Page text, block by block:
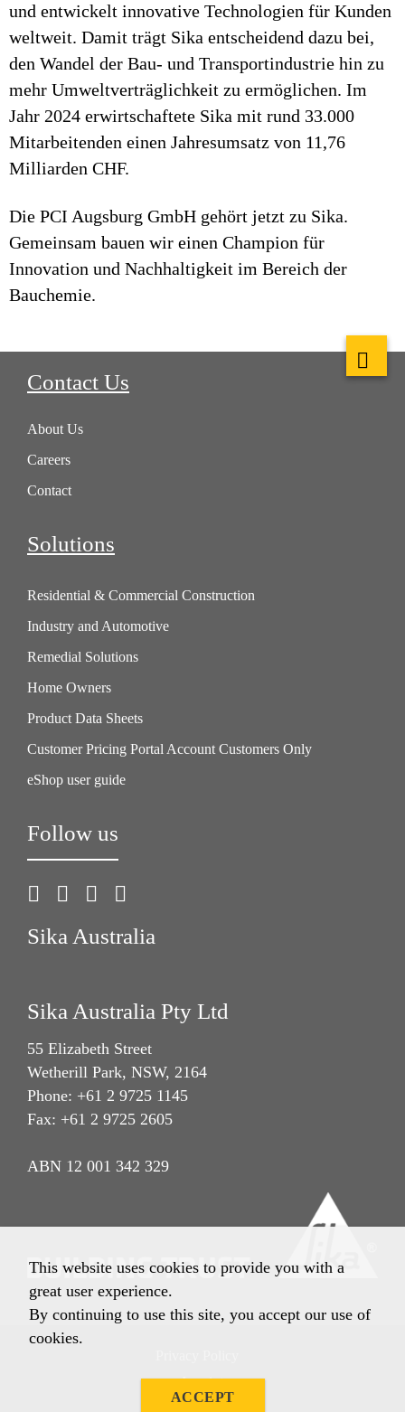
und entwickelt innovative Technologien für Kunden
weltweit. Damit trägt Sika entscheidend dazu bei,
den Wandel der Bau- und Transportindustrie hin zu
mehr Umweltverträglichkeit zu ermöglichen. Im
Jahr 2024 erwirtschaftete Sika mit rund 33.000
Mitarbeitenden einen Jahresumsatz von 11,76
Milliarden CHF.
Die PCI Augsburg GmbH gehört jetzt zu Sika.
Gemeinsam bauen wir einen Champion für
Innovation und Nachhaltigkeit im Bereich der
Bauchemie.
Contact Us
About Us
Careers
Contact
Solutions
Residential & Commercial Construction
Industry and Automotive
Remedial Solutions
Home Owners
Product Data Sheets
Customer Pricing Portal Account Customers Only
eShop user guide
Follow us
Sika Australia
Sika Australia Pty Ltd
55 Elizabeth Street
Wetherill Park, NSW, 2164
Phone: +61 2 9725 1145
Fax: +61 2 9725 2605
ABN 12 001 342 329
Imprint
This website uses cookies to provide you with a
great user experience.
By continuing to use this site, you accept our use of
cookies.
ACCEPT